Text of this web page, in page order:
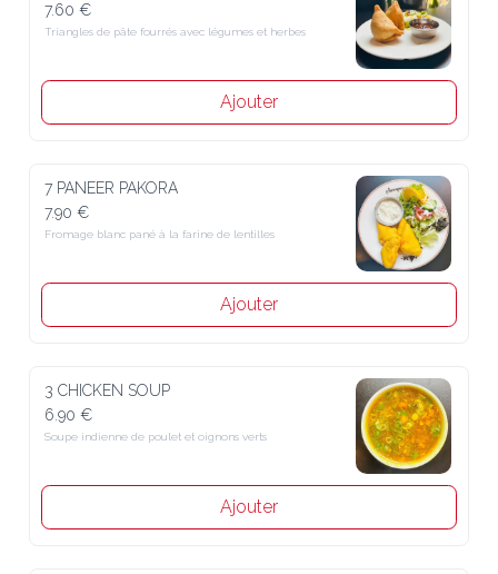
7.60 €
Triangles de pâte fourrés avec légumes et herbes
Ajouter
7 PANEER PAKORA
7.90 €
Fromage blanc pané à la farine de lentilles
Ajouter
3 CHICKEN SOUP
6.90 €
Soupe indienne de poulet et oignons verts
Ajouter